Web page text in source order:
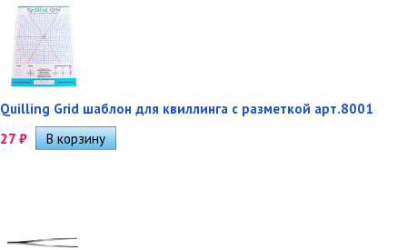
Quilling Grid шаблон для квиллинга с разметкой арт.8001
27 ₽